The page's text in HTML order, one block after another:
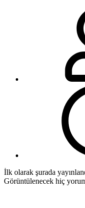
İlk olarak şurada
Görüntülenecek hiç